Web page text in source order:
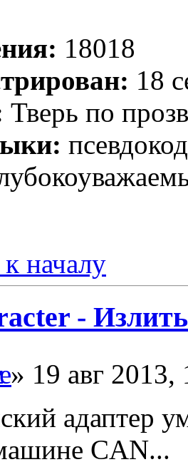
18018
18
Тверь по
началу
-
» 19 авг 2013,
адаптер
CAN...